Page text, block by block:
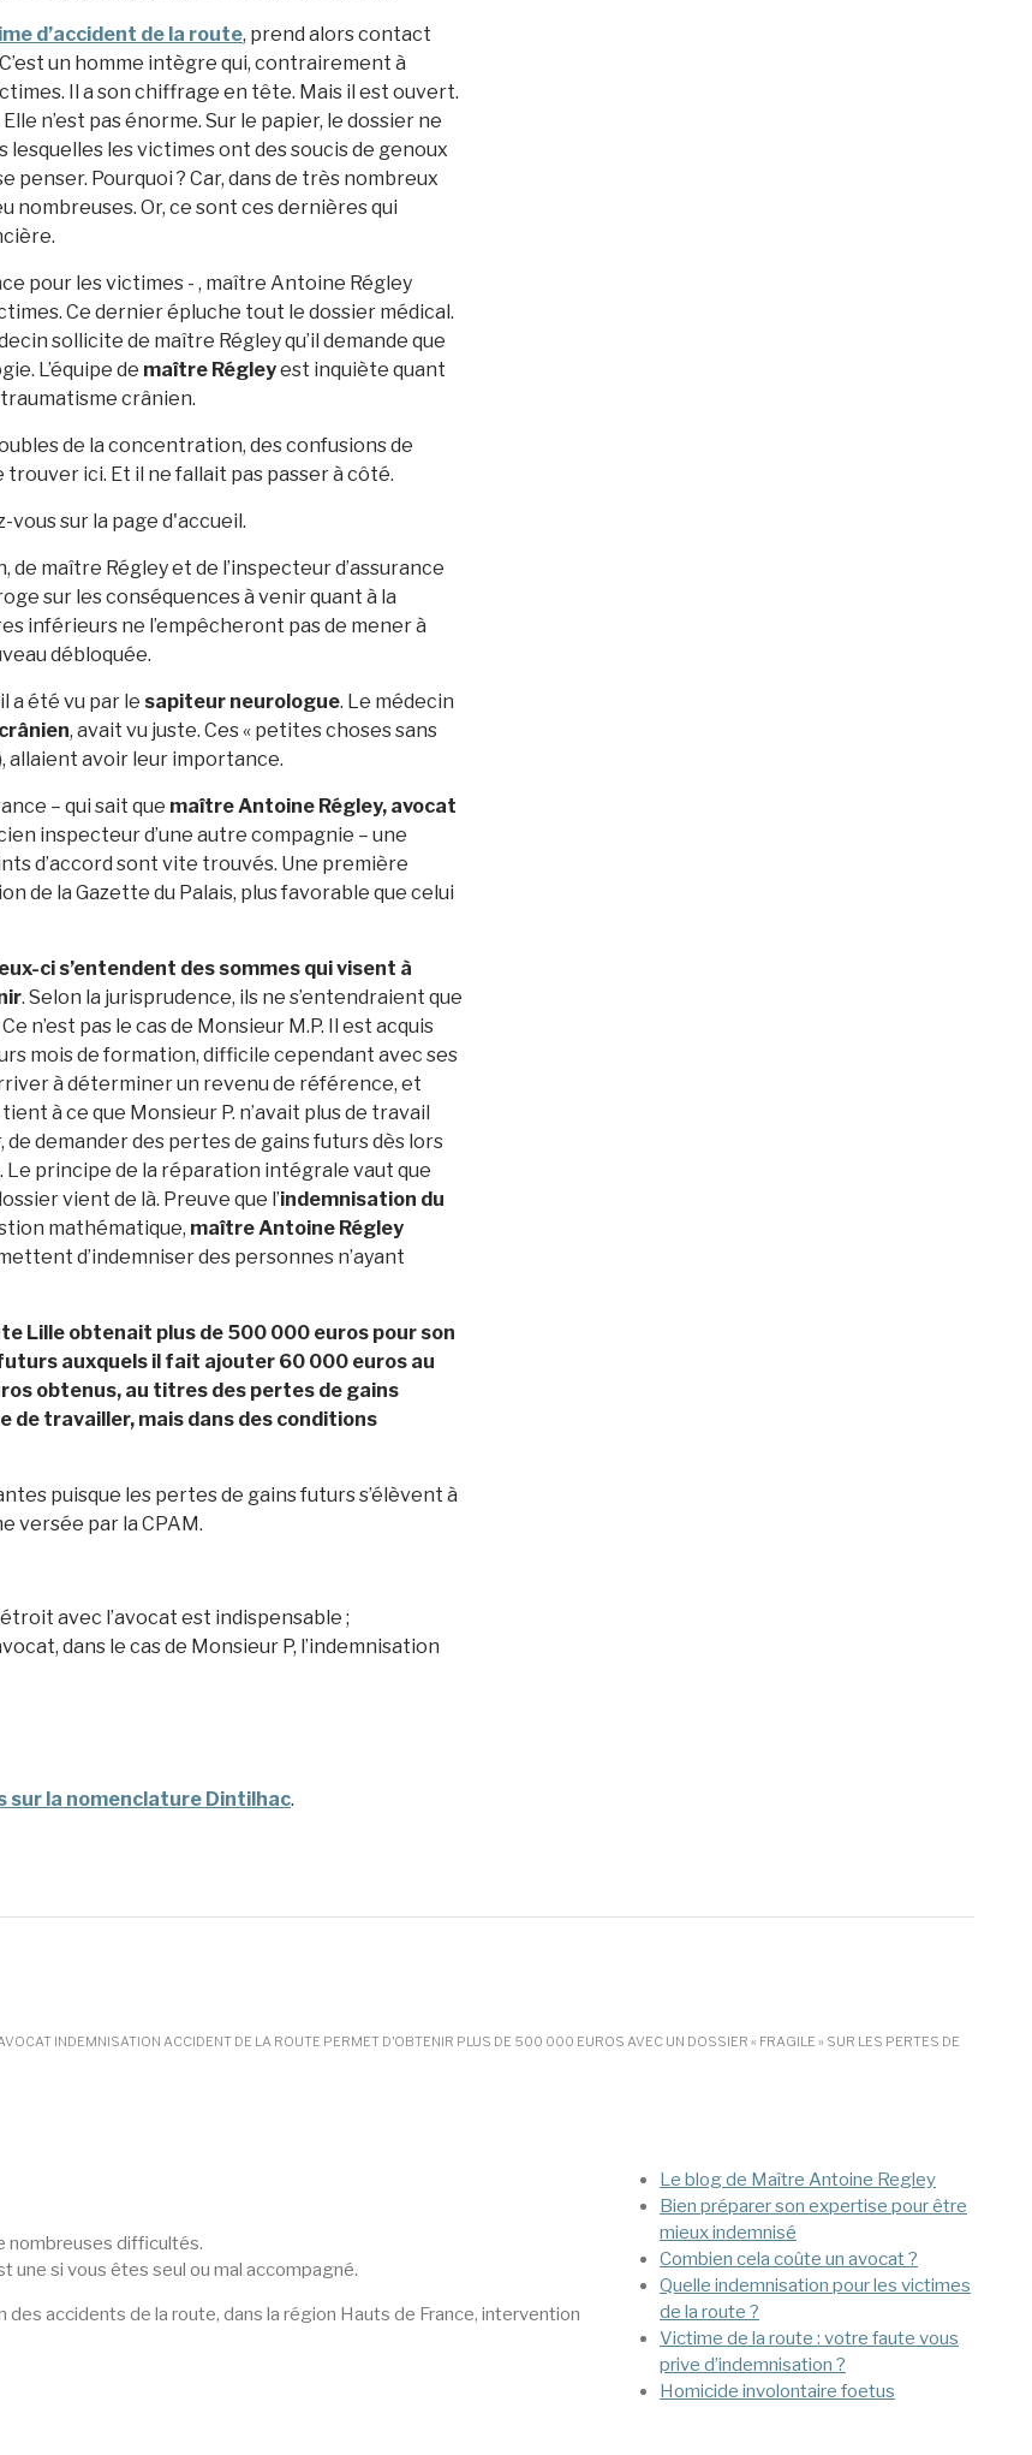
d’accident de la route, prend alors contact
un homme intègre qui, contrairement à
Il a son chiffrage en tête. Mais il est ouvert.
n’est pas énorme. Sur le papier, le dossier ne
les victimes ont des soucis de genoux
penser. Pourquoi ? Car, dans de très nombreux
nombreuses. Or, ce sont ces dernières qui
pour les victimes - , maître Antoine Régley
Ce dernier épluche tout le dossier médical.
sollicite de maître Régley qu’il demande que
L’équipe de maître Régleyest inquiète quant
crânien.
de la concentration, des confusions de
ici. Et il ne fallait pas passer à côté.
vous sur la page d'accueil.
maître Régley et de l’inspecteur d’assurance
sur les conséquences à venir quant à la
inférieurs ne l’empêcheront pas de mener à
débloquée.
a été vu par le sapiteur neurologue. Le médecin
, avait vu juste. Ces « petites choses sans
allaient avoir leur importance.
– qui sait que maître Antoine Régley, avocat
inspecteur d’une autre compagnie – une
d’accord sont vite trouvés. Une première
de la Gazette du Palais, plus favorable que celui
ci s’entendent des sommes qui visent à
. Selon la jurisprudence, ils ne s’entendraient que
n’est pas le cas de Monsieur M.P. Il est acquis
mois de formation, difficile cependant avec ses
à déterminer un revenu de référence, et
à ce que Monsieur P. n’avait plus de travail
demander des pertes de gains futurs dès lors
Le principe de la réparation intégrale vaut que
vient de là. Preuve que l’indemnisation du
mathématique, maître Antoine Régley
d’indemniser des personnes n’ayant
Lille obtenait plus de 500 000 euros pour son
auxquels il fait ajouter 60 000 euros au
obtenus, au titres des pertes de gains
de travailler, mais dans des conditions
puisque les pertes de gains futurs s’élèvent à
versée par la CPAM.
avec l’avocat est indispensable ;
dans le cas de Monsieur P, l’indemnisation
sur la nomenclature Dintilhac.
INDEMNISATION ACCIDENT DE LA ROUTE PERMET D’OBTENIR PLUS DE 500 000 EUROS AVEC UN DOSSIER « FRAGILE » SUR LES PERTES DE
nombreuses difficultés.
une si vous êtes seul ou mal accompagné.
accidents de la route, dans la région Hauts de France, intervention
Mega Menu
Le blog de Maître Antoine Regley
Bien préparer son expertise pour être
mieux indemnisé
Combien cela coûte un avocat ?
Quelle indemnisation pour les victimes
de la route ?
Victime de la route : votre faute vous
prive d’indemnisation ?
Homicide involontaire foetus